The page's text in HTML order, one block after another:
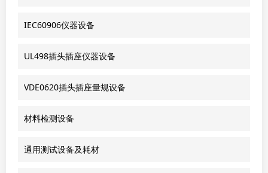
IEC60906仪器设备
UL498插头插座仪器设备
VDE0620插头插座量规设备
材料检测设备
通用测试设备及耗材